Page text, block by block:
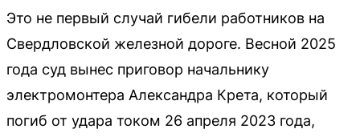
Это не первый случай гибели работников на
Свердловской железной дороге. Весной 2025
года суд вынес приговор начальнику
электромонтера Александра Крета, который
погиб от удара током 26 апреля 2023 года,